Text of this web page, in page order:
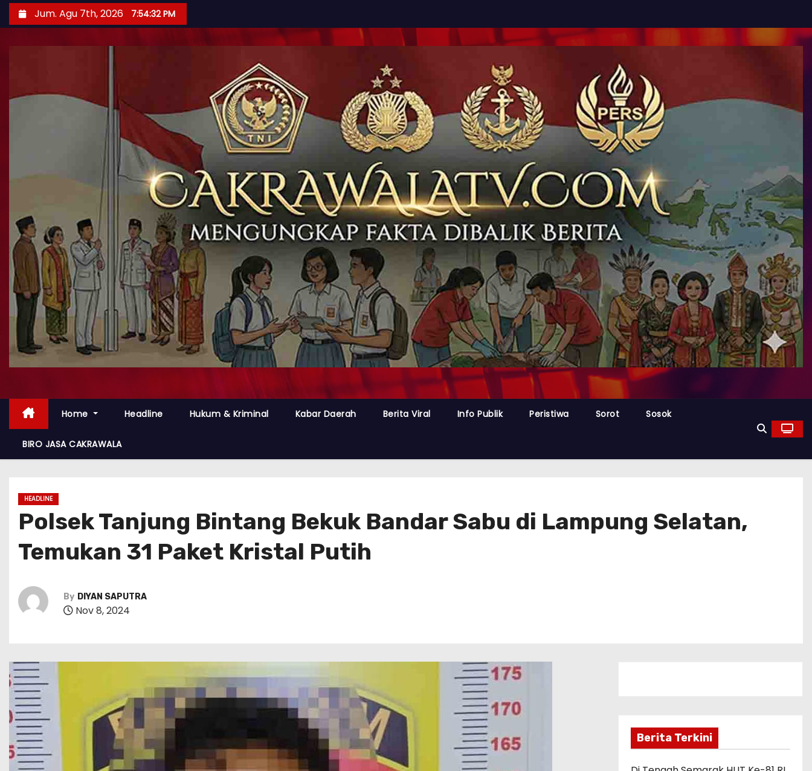
Jum. Agu 7th, 2026 7:54:34 PM
Home Headline Hukum & Kriminal Kabar Daerah Berita Viral Info Publik Peristiwa Sorot Sosok
BIRO JASA CAKRAWALA
HEADLINE
Polsek Tanjung Bintang Bekuk Bandar Sabu di Lampung Selatan,
Temukan 31 Paket Kristal Putih
By DIYAN SAPUTRA
Nov 8, 2024
Berita Terkini